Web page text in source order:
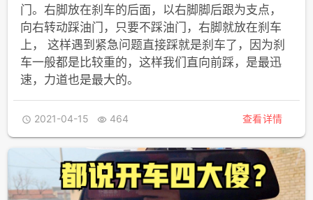
门。右脚放在刹车的后面，以右脚脚后跟为支点，
向右转动踩油门，只要不踩油门，右脚就放在刹车
上， 这样遇到紧急问题直接踩就是刹车了，因为刹
车一般都是比较重的，这样我们直向前踩，是最迅
速，力道也是最大的。
 2021-04-15  464 查看详情